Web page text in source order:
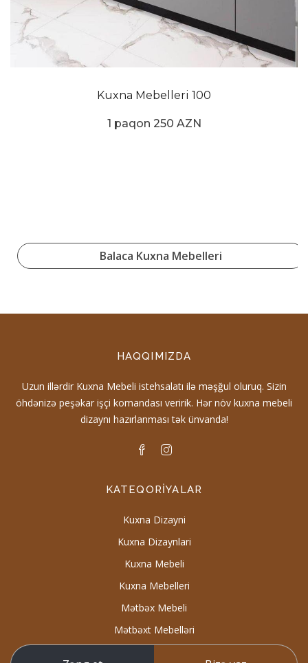
Kuxna Mebelleri 100
1 paqon 250 AZN
Balaca Kuxna Mebelleri
HAQQIMIZDA
Uzun illərdir Kuxna Mebeli istehsalatı ilə məşğul oluruq. Sizin
öhdənizə peşəkar işçi komandası veririk. Hər növ kuxna mebeli
dizaynı hazırlanması tək ünvanda!
KATEQORIYALAR
Kuxna Dizayni
Kuxna Dizaynlari
Kuxna Mebeli
Kuxna Mebelleri
Mətbəx Mebeli
Mətbəxt Mebelləri